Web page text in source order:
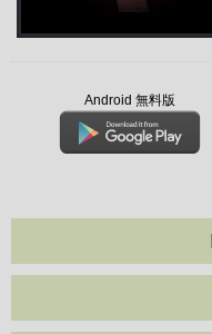
Android 無料版